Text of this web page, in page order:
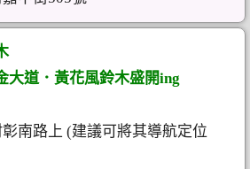
大道．黃花風鈴木盛開ing
南路上 (建議可將其導航定位